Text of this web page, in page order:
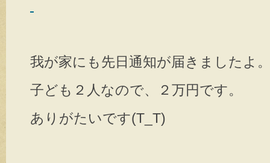
我が家にも先日通知が届きましたよ
子ども２人なので、２万円です。
ありがたいです(T_T)